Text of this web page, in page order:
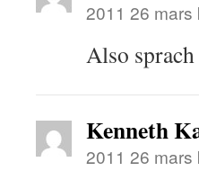
2011 26 mars
Also
Kenneth
2011 26 mars